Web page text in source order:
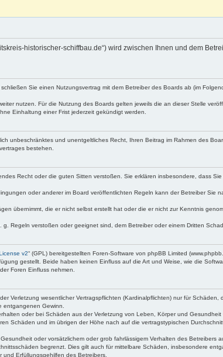
historischer-schiffbau.de“) wird zwischen Ihnen und dem
Sie einen Nutzungsvertrag mit dem Betreiber des Boards ab (im
nutzen. Für die Nutzung des Boards gelten jeweils die an dieser Stelle
Einhaltung einer Frist jederzeit gekündigt werden.
unbeschränktes und unentgeltliches Recht, Ihren Beitrag im Rahmen des
bestehen.
Recht oder die guten Sitten verstoßen. Sie erklären insbesondere, dass
oder anderer im Board veröffentlichten Regeln kann der Betreiber Sie
übernimmt, die er nicht selbst erstellt hat oder die er nicht zur Kenntnis
Regeln verstoßen oder geeignet sind, dem Betreiber oder einem Dritten
v2“ (GPL) bereitgestellten Foren-Software von phpBB Limited
gestellt. Beide haben keinen Einfluss auf die Art und Weise, wie die
Foren Einfluss nehmen.
Verletzung wesentlicher Vertragspflichten (Kardinalpflichten) nur für Schäden,
entgangenen Gewinn.
oder bei Schäden aus der Verletzung von Leben, Körper und
Schäden und im übrigen der Höhe nach auf die vertragstypischen
oder vorsätzlichem oder grob fahrlässigem Verhalten des Betreibers
begrenzt. Dies gilt auch für mittelbare Schäden, insbesondere
Erfüllungsgehilfen des Betreibers.